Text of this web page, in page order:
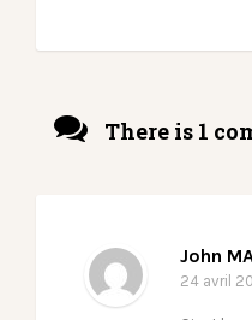
There is 1
John
24 avril